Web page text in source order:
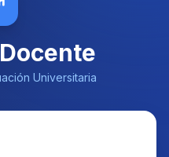
Universitaria